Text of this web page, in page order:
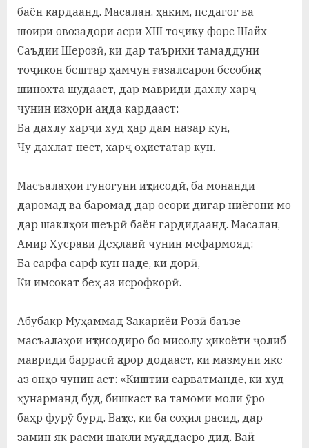
баён кардаанд. Масалан, ҳаким, педагог ва
шоири овозадори асри XIII тоҷику форс Шайх
Саъдии Шерозӣ, ки дар таърихи тамаддуни
тоҷикон бештар ҳамчун ғазалсарои бесобиқа
шинохта шудааст, дар мавриди дахлу харҷ
чунин изҳори ақида кардааст:
Ба дахлу харҷи худ ҳар дам назар кун,
Чу дахлат нест, харҷ оҳистатар кун.
Масъалаҳои гуногуни иқтисодӣ, ба монанди
даромад ва баромад дар осори дигар ниёгони мо
дар шаклҳои шеърӣ баён гардидаанд. Масалан,
Амир Хусрави Деҳлавӣ чунин мефармояд:
Ба сарфа сарф кун нақде, ки дорӣ,
Ки имсокат беҳ аз исрофкорӣ.
Абубакр Муҳаммад Закариёи Розӣ баъзе
масъалаҳои иқтисодиро бо мисолу ҳикоёти ҷолиб
мавриди баррасӣ қарор додааст, ки мазмуни яке
аз онҳо чунин аст: «Киштии сарватманде, ки худ
ҳунарманд буд, бишкаст ва тамоми моли ӯро
баҳр фурӯ бурд. Вақте, ки ба соҳил расид, дар
замин як расми шакли муқаддасро дид. Вай